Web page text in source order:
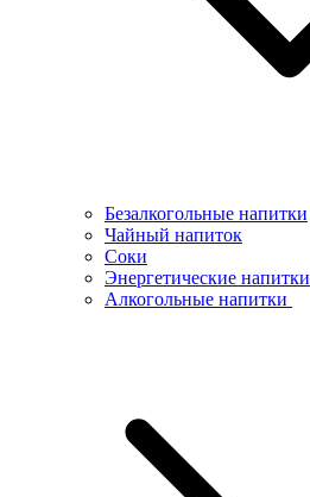
Безалкогольные напитки
Чайный напиток
Соки
Энергетические напитки
Алкогольные напитки